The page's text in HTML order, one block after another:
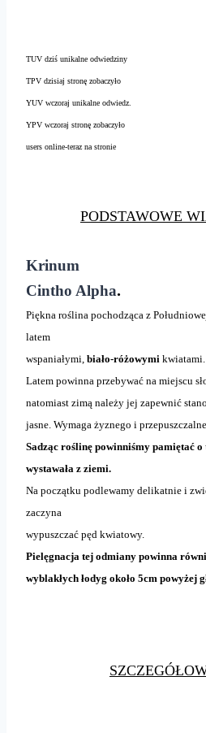
TUV dziś unikalne odwiedziny
TPV dzisiaj stronę zobaczyło
YUV wczoraj unikalne odwiedz.
YPV wczoraj stronę zobaczyło
users online-teraz na stronie
PODSTAWOWE
Krinum
Cintho Alpha.
Piękna roślina pochodząca z
latem
wspaniałymi, biało-różowymi kwiatami.
Latem powinna przebywać na miejscu
natomiast zimą należy jej zapewnić
jasne. Wymaga żyznego i
Sadząc roślinę powinniśmy pamiętać o
wystawała z ziemi.
Na początku podlewamy delikatnie i
zaczyna
wypuszczać pęd kwiatowy.
Pielęgnacja tej odmiany powinna
wyblakłych łodyg około 5cm powyżej